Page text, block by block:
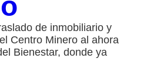
de inmobiliario y
Centro Minero al ahora
Bienestar, donde ya